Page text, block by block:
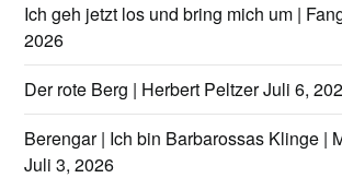
Ich geh jetzt los und bring mich um |
2026
Der rote Berg | Herbert PeltzerJuli 6,
Berengar | Ich bin Barbarossas Klinge |
Juli 3, 2026